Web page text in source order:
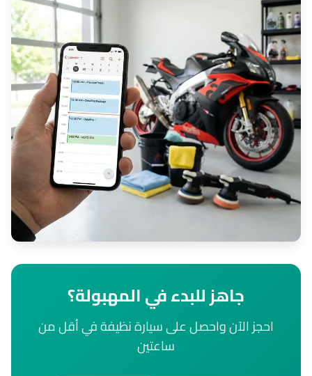
جاهز للبدء في المهبولة؟
احجز الآن واحصل على سيارة نظيفة في أقل من
ساعتين